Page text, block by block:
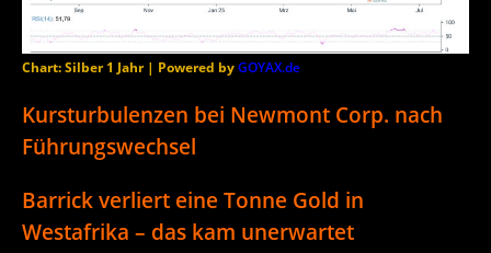
Chart: Silber 1 Jahr | Powered byGOYAX.de
Kursturbulenzen bei Newmont Corp. nach
Führungswechsel
Barrick verliert eine Tonne Gold in
Westafrika – das kam unerwartet